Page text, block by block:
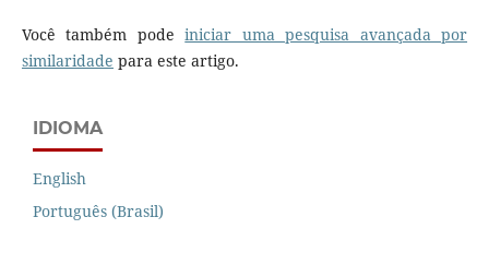
Você também podeiniciar uma pesquisa avançada por
similaridade para este artigo.
IDIOMA
English
Português (Brasil)